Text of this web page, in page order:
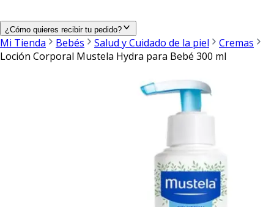
¿Cómo quieres recibir tu pedido?
Mi Tienda Bebés Salud y Cuidado de la piel
Cremas
Loción Corporal Mustela Hydra para Bebé 300 ml